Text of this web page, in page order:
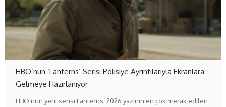
HBO’nun ‘Lanterns’ Serisi Polisiye Ayrıntılarıyla Ekranlara
Gelmeye Hazırlanıyor
HBO'nun yeni serisi Lanterns, 2026 yazının en çok merak edilen